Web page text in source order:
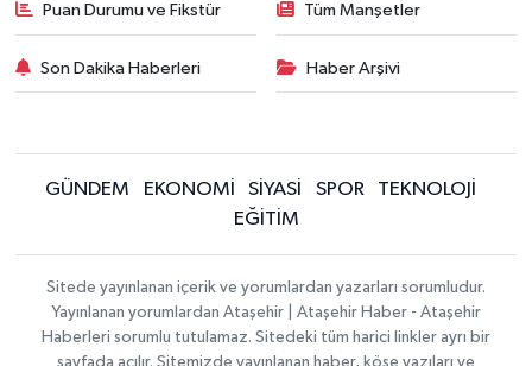
Puan Durumu ve Fikstür Tüm Manşetler
Son Dakika Haberleri Haber Arşivi
GÜNDEM EKONOMİ SİYASİ SPOR
TEKNOLOJİ
EĞİTİM
Sitede yayınlanan içerik ve yorumlardan yazarları sorumludur.
Yayınlanan yorumlardan Ataşehir | Ataşehir Haber - Ataşehir
Haberleri sorumlu tutulamaz. Sitedeki tüm harici linkler ayrı bir
sayfada açılır. Sitemizde yayınlanan haber, köşe yazıları ve